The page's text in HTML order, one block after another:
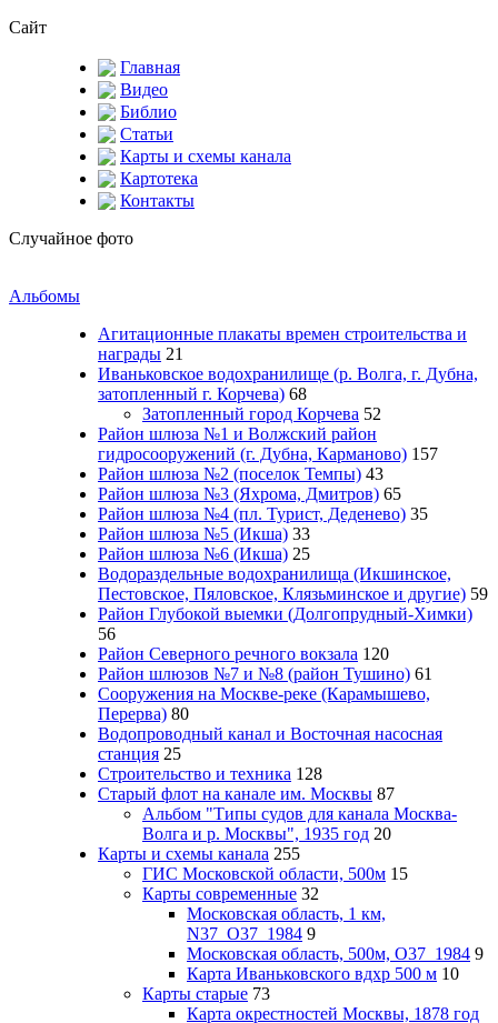
Сайт
Главная
Видео
Библио
Статьи
Карты и схемы канала
Картотека
Контакты
Случайное фото
Альбомы
Агитационные плакаты времен строительства и
награды 21
Иваньковское водохранилище (р. Волга, г. Дубна,
затопленный г. Корчева) 68
Затопленный город Корчева 52
Район шлюза №1 и Волжский район
гидросооружений (г. Дубна, Карманово) 157
Район шлюза №2 (поселок Темпы) 43
Район шлюза №3 (Яхрома, Дмитров) 65
Район шлюза №4 (пл. Турист, Деденево) 35
Район шлюза №5 (Икша) 33
Район шлюза №6 (Икша) 25
Водораздельные водохранилища (Икшинское,
Пестовское, Пяловское, Клязьминское и другие) 59
Район Глубокой выемки (Долгопрудный-Химки)
56
Район Северного речного вокзала 120
Район шлюзов №7 и №8 (район Тушино) 61
Сооружения на Москве-реке (Карамышево,
Перерва) 80
Водопроводный канал и Восточная насосная
станция 25
Строительство и техника 128
Старый флот на канале им. Москвы 87
Альбом "Типы судов для канала Москва-
Волга и р. Москвы", 1935 год 20
Карты и схемы канала 255
ГИС Московcкой области, 500м 15
Карты современные 32
Московская область, 1 км,
N37_O37_1984 9
Московская область, 500м, О37_1984 9
Карта Иваньковского вдхр 500 м 10
Карты старые 73
Карта окрестностей Москвы, 1878 год